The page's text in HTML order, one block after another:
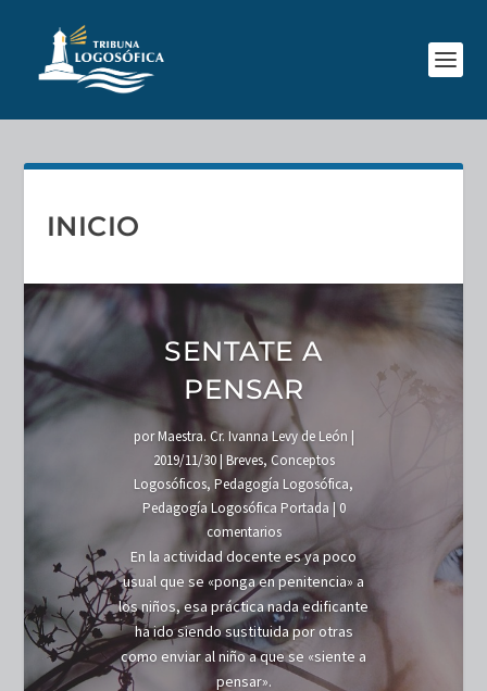
INICIO
SENTATE A
PENSAR
porMaestra. Cr. Ivanna Levy de León |
2019/11/30| Breves, Conceptos
Logosóficos, Pedagogía Logosófica,
Pedagogía Logosófica Portada | 0
comentarios
En la actividad docente es ya poco
usual que se «ponga en penitencia» a
los niños, esa práctica nada edificante
ha ido siendo sustituida por otras
como enviar al niño a que se «siente a
pensar».